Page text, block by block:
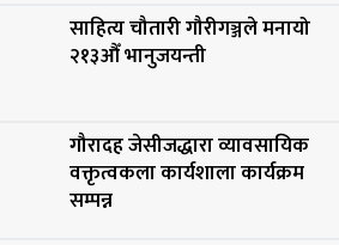
साहित्य चौतारी गौरीगञ्जले मनायो
२१३औँ भानुजयन्ती
गौरादह जेसीजद्धारा व्यावसायिक
वक्तृत्वकला कार्यशाला कार्यक्रम
सम्पन्न